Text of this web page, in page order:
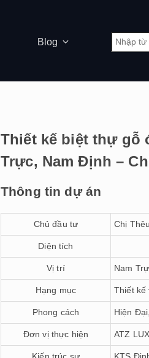
Blog
Thiết kế biệt thự gỗ
Trực, Nam Định –
Thông tin dự án
Chủ đầu tư Chị Thêu
Diện tích
Vị trí Nam
Hạng mục Thiết kế
Phong cách Hiện
Đơn vị thực hiện ATZ